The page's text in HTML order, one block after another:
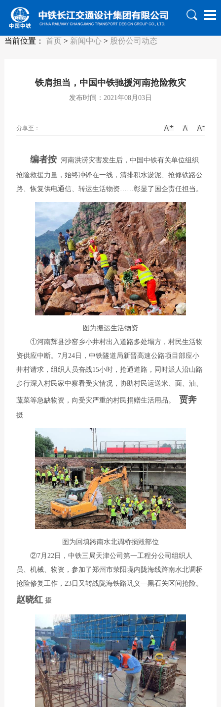
当前位置： 首页> 新闻中心> 股份公司动态
铁肩担当，中国中铁驰援河南抢险救灾
发布时间：2021年08月03日
分享至：
编者按河南洪涝灾害发生后，中国中铁有关单位组织
抢险救援力量，始终冲锋在一线，清排积水淤泥、抢修铁路公
路、恢复供电通信、转运生活物资……彰显了国企责任担当。
图为搬运生活物资
①河南辉县沙窑乡小井村出入道路多处塌方，村民生活物
资供应中断。7月24日，中铁隧道局新晋高速公路项目部应小
井村请求，组织人员奋战15小时，抢通道路，同时派人沿山路
步行深入村民家中察看受灾情况，协助村民运送米、面、油、
蔬菜等急缺物资，向受灾严重的村民捐赠生活用品。 贾奔
摄
图为回填跨南水北调桥损毁部位
②7月22日，中铁三局天津公司第一工程分公司组织人
员、机械、物资，参加了郑州市荥阳境内陇海线跨南水北调桥
抢险修复工作，23日又转战陇海铁路巩义—黑石关区间抢险。
赵晓红摄